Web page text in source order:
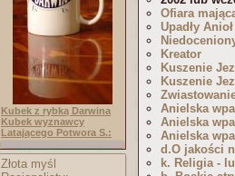
Kubek z rybką Darwina
Kubek wyznawcy
Latającego Potwora S.:
Złota myśl
Ofiara
Upadły Anioł
Kreator
Kuszenie
Kuszenie
Anielska
Anielska
Anielska
d.O jakości
k. Religia -